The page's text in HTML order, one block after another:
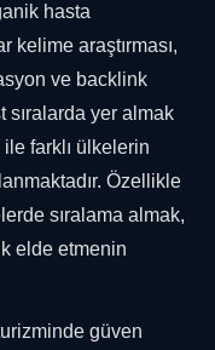
hasta
kelime araştırması,
ve backlink
sıralarda yer almak
farklı ülkelerin
Özellikle
sıralama almak,
elde etmenin
güven